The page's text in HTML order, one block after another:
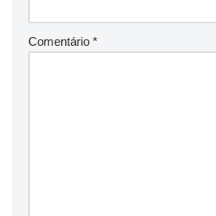
Comentário *